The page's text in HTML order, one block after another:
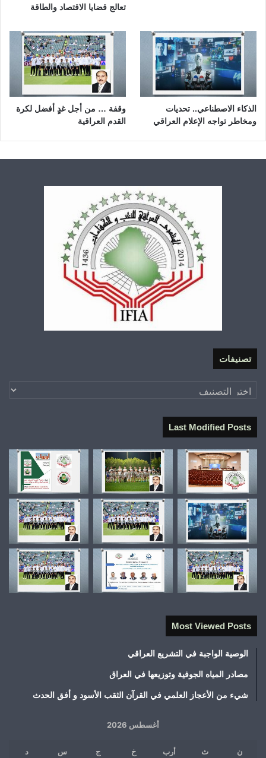
تعالج قضايا الاقتصاد والطاقة
الذكاء الاصطناعي.. تحديات
ومخاطر تواجه الإعلام العراقي
وقفة … من أجل غدٍ أفضل لكرة
القدم العراقية
تصنيفات
تصنيفات
Last Modified Posts
Most Viewed Posts
الوصية الواجبة في التشريع العراقي
مصادر المياه الجوفية وتوزيعها في العراق
شيء من الأعجاز العلمي في القرآن الثقب الأسود و أفق الحدث
أغسطس 2026
ن ث أرب خ ج س د